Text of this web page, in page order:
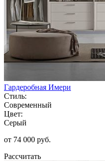
Гардеробная Имери
Стиль:
Современный
Цвет:
Серый
от 74 000 руб.
Рассчитать